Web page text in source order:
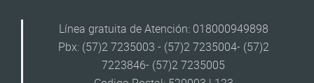
Línea gratuita de Atención: 018000949898
Pbx: (57)2 7235003 - (57)2 7235004- (57)2
7223846- (57)2 7235005